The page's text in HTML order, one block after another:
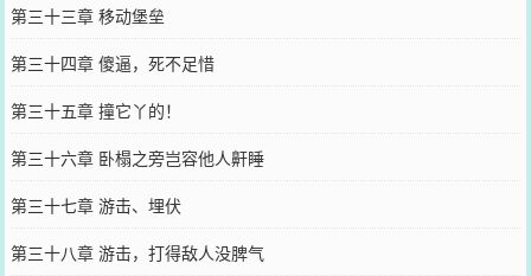
第三十三章 移动堡垒
第三十四章 傻逼，死不足惜
第三十五章 撞它丫的！
第三十六章 卧榻之旁岂容他人鼾睡
第三十七章 游击、埋伏
第三十八章 游击，打得敌人没脾气